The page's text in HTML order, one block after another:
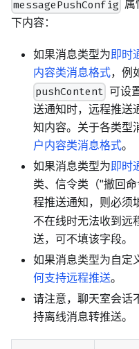
messagePushConfig 属
下内容：
如果消息类型为即时
内容类消息格式，例
pushContent 可设
送通知时，远程推送
知内容。关于各类型
户内容类消息格式。
如果消息类型为即时
类、信令类（"撤回
程推送通知，则必须
不在线时无法收到远
送，可不填该字段。
如果消息类型为自定
何支持远程推送。
请注意，聊天室会话
持离线消息转推送。